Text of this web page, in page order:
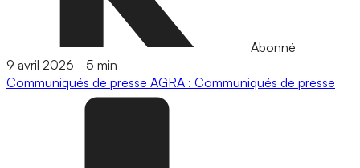
Abonné
9 avril 2026 - 5 min
Communiqués de presse AGRA : Communiqués de presse